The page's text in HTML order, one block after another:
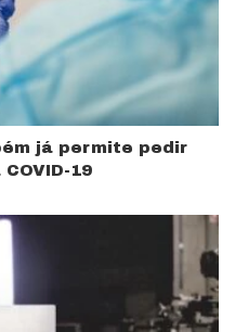
já permite pedir
19